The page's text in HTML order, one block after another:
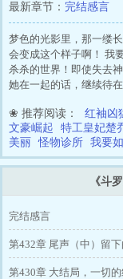
最新章节： 完结感言
梦色的光影里，那一缕
会变成这个样子啊！ 我
杀杀的世界！即使失去
她在一起的话，继续待
❀ 推荐阅读： 红袖凶
文豪崛起
特工皇妃楚
美丽
怪物诊所 我要
《斗
完结感言
第432章 尾声（中）留
第430章 大结局，一切